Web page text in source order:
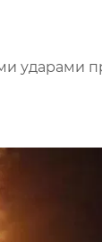
ударами